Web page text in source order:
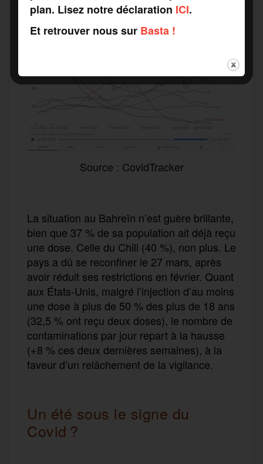
Source : CovidTracker
La situation au Bahreïn n’est guère brillante,
bien que 37 % de sa population aitdéjà reçu
une dose. Celle du Chili (40 %), non plus. Le
pays a dû se reconfiner le 27 mars, après
avoir réduit ses restrictions en février. Quant
aux États-Unis, malgré l’injection d’au moins
une dose à plus de 50 % des plus de 18 ans
(32,5 % ont reçu deux doses), le nombre de
contaminations par jour repart à la hausse
(+8 % ces deux dernières semaines), à la
faveur d’un relâchementde la vigilance.
Un été sous le signe du
Covid ?
plan. Lisez notre déclaration ICI.
Et retrouver nous sur Basta !